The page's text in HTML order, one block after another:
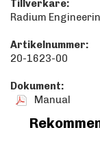
Tillverkare:
Radium
Artikelnummer:
20-1623-00
Dokument:
Manual